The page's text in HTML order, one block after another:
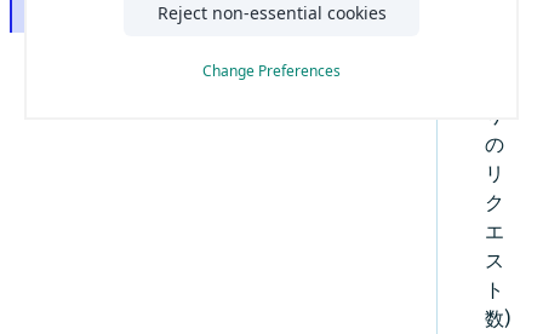
り
の
リ
ク
エ
ス
ト
数)
Reject non-essential cookies
Change Preferences